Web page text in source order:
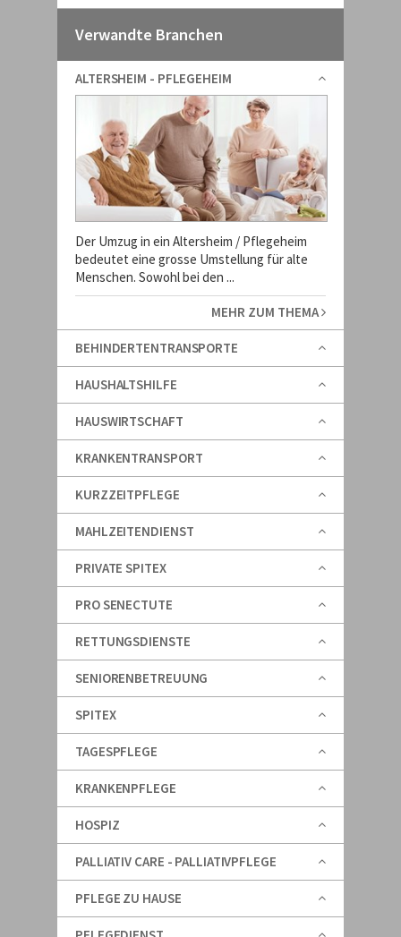
Verwandte Branchen
ALTERSHEIM - PFLEGEHEIM
Der Umzug in ein Altersheim / Pflegeheim
bedeutet eine grosse Umstellung für alte
Menschen. Sowohl bei den ...
MEHR ZUM THEMA
BEHINDERTENTRANSPORTE
HAUSHALTSHILFE
HAUSWIRTSCHAFT
KRANKENTRANSPORT
KURZZEITPFLEGE
MAHLZEITENDIENST
PRIVATE SPITEX
PRO SENECTUTE
RETTUNGSDIENSTE
SENIORENBETREUUNG
SPITEX
TAGESPFLEGE
KRANKENPFLEGE
HOSPIZ
PALLIATIV CARE - PALLIATIVPFLEGE
PFLEGE ZU HAUSE